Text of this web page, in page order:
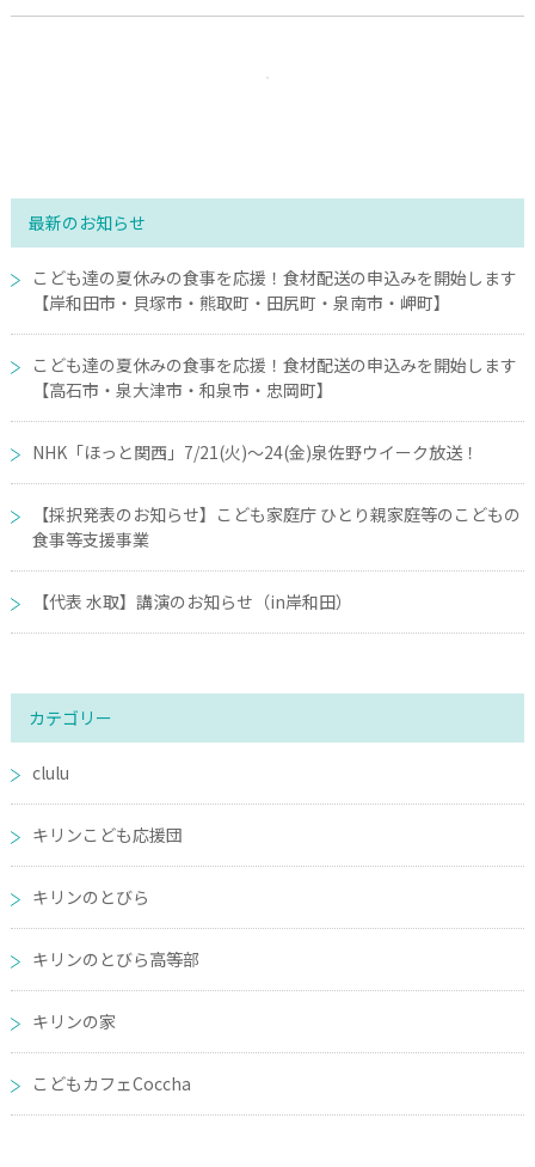
最新のお知らせ
こども達の夏休みの食事を応援！食材配送の申込みを開始します
【岸和田市・貝塚市・熊取町・田尻町・泉南市・岬町】
こども達の夏休みの食事を応援！食材配送の申込みを開始します
【高石市・泉大津市・和泉市・忠岡町】
NHK「ほっと関西」7/21(火)～24(金)泉佐野ウイーク放送！
【採択発表のお知らせ】こども家庭庁 ひとり親家庭等のこどもの
食事等支援事業
【代表 水取】講演のお知らせ（in岸和田）
カテゴリー
clulu
キリンこども応援団
キリンのとびら
キリンのとびら高等部
キリンの家
こどもカフェCoccha